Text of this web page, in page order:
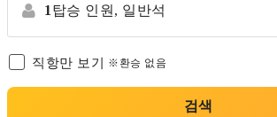
1 탑승 인원, 일반석
직항만 보기 ※환승 없음
검색